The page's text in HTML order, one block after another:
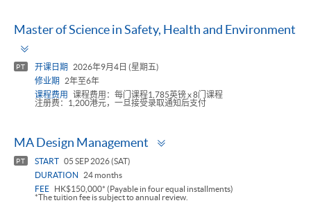
Master of Science in Safety, Health and Environment
PT 开课日期
2026年9月4日 (星期五)
修业期
2年至6年
课程费用
课程费用：每门课程1,785英镑 x 8门课程
注册费：1,200港元，一旦接受录取通知后支付
MA Design Management
PT START 05 SEP 2026 (SAT)
DURATION
24 months
FEE
HK$150,000* (Payable in four equal installments)
*The tuition fee is subject to annual review.